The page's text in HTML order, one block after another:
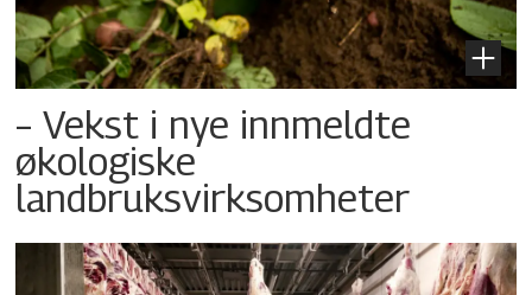
– Vekst i nye innmeldte
økologiske
landbruksvirksomheter